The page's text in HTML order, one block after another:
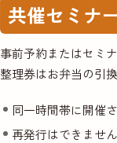
共催セミナ
事前予約またはセミ
整理券はお弁当の引
同一時間帯に開催
再発行はできませ